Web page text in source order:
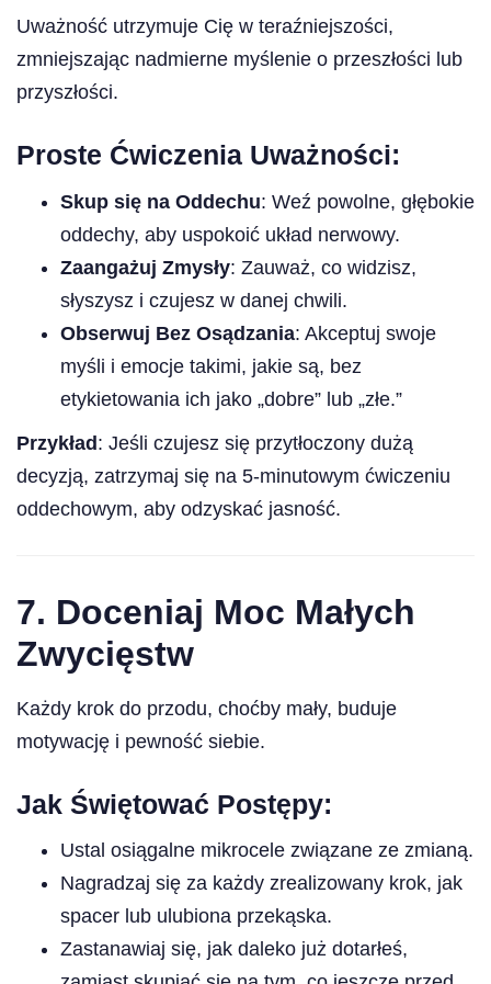
Uważność utrzymuje Cię w teraźniejszości,
zmniejszając nadmierne myślenie o przeszłości lub
przyszłości.
Proste Ćwiczenia Uważności:
Skup się na Oddechu: Weź powolne, głębokie
oddechy, aby uspokoić układ nerwowy.
Zaangażuj Zmysły: Zauważ, co widzisz,
słyszysz i czujesz w danej chwili.
Obserwuj Bez Osądzania: Akceptuj swoje
myśli i emocje takimi, jakie są, bez
etykietowania ich jako „dobre” lub „złe.”
Przykład: Jeśli czujesz się przytłoczony dużą
decyzją, zatrzymaj się na 5-minutowym ćwiczeniu
oddechowym, aby odzyskać jasność.
7. Doceniaj Moc Małych
Zwycięstw
Każdy krok do przodu, choćby mały, buduje
motywację i pewność siebie.
Jak Świętować Postępy:
Ustal osiągalne mikrocele związane ze zmianą.
Nagradzaj się za każdy zrealizowany krok, jak
spacer lub ulubiona przekąska.
Zastanawiaj się, jak daleko już dotarłeś,